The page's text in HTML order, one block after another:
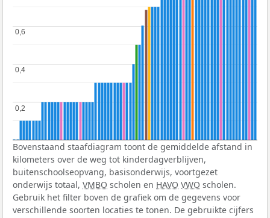
0,2
0,2
0,4
0,4
0,6
0,6
Bovenstaand staafdiagram toont de gemiddelde afstand in
kilometers over de weg tot kinderdagverblijven,
buitenschoolseopvang, basisonderwijs, voortgezet
onderwijs totaal, VMBO scholen en HAVO VWO scholen.
Gebruik het filter boven de grafiek om de gegevens voor
verschillende soorten locaties te tonen. De gebruikte cijfers